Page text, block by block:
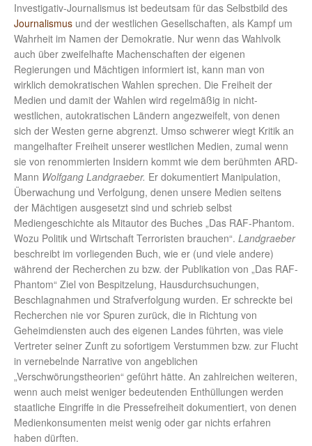
Investigativ-Journalismus ist bedeutsam für das Selbstbild des
Journalismus und der westlichen Gesellschaften, als Kampf um
Wahrheit im Namen der Demokratie. Nur wenn das Wahlvolk
auch über zweifelhafte Machenschaften der eigenen
Regierungen und Mächtigen informiert ist, kann man von
wirklich demokratischen Wahlen sprechen. Die Freiheit der
Medien und damit der Wahlen wird regelmäßig in nicht-
westlichen, autokratischen Ländern angezweifelt, von denen
sich der Westen gerne abgrenzt. Umso schwerer wiegt Kritik an
mangelhafter Freiheit unserer westlichen Medien, zumal wenn
sie von renommierten Insidern kommt wie dem berühmten ARD-
Mann Wolfgang Landgraeber. Er dokumentiert Manipulation,
Überwachung und Verfolgung, denen unsere Medien seitens
der Mächtigen ausgesetzt sind und schrieb selbst
Mediengeschichte als Mitautor des Buches „Das RAF-Phantom.
Wozu Politik und Wirtschaft Terroristen brauchen“. Landgraeber
beschreibt im vorliegenden Buch, wie er (und viele andere)
während der Recherchen zu bzw. der Publikation von „Das RAF-
Phantom“ Ziel von Bespitzelung, Hausdurchsuchungen,
Beschlagnahmen und Strafverfolgung wurden. Er schreckte bei
Recherchen nie vor Spuren zurück, die in Richtung von
Geheimdiensten auch des eigenen Landes führten, was viele
Vertreter seiner Zunft zu sofortigem Verstummen bzw. zur Flucht
in vernebelnde Narrative von angeblichen
„Verschwörungstheorien“ geführt hätte. An zahlreichen weiteren,
wenn auch meist weniger bedeutenden Enthüllungen werden
staatliche Eingriffe in die Pressefreiheit dokumentiert, von denen
Medienkonsumenten meist wenig oder gar nichts erfahren
haben dürften.